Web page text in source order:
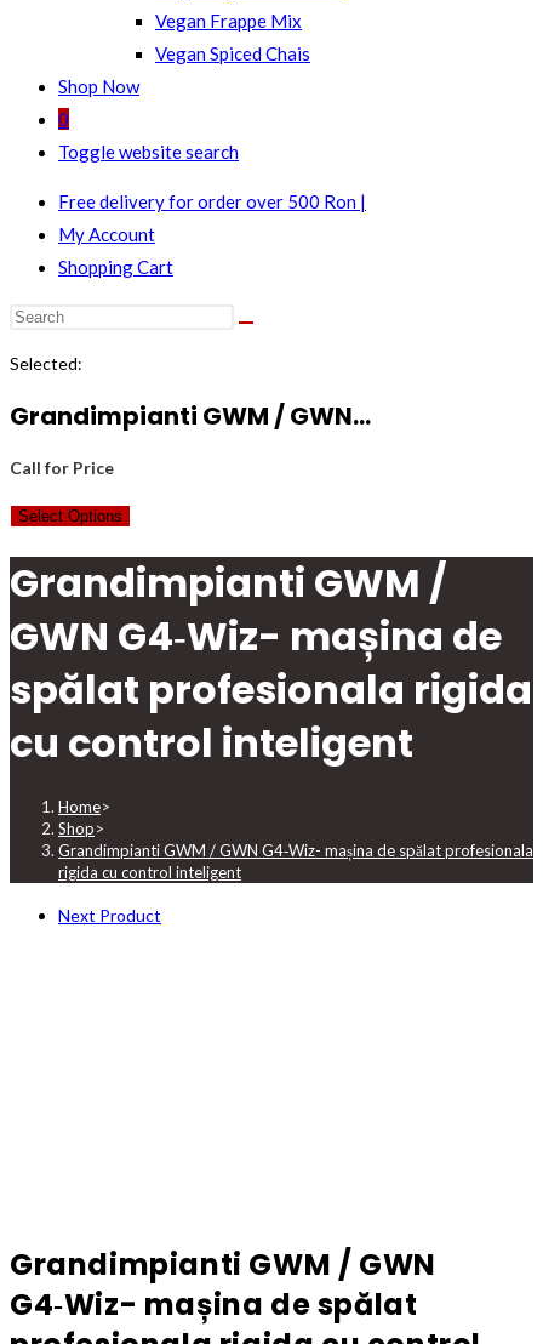
Vegan Frappe Mix
Vegan Spiced Chais
Shop Now
0
Toggle website search
Free delivery for order over 500 Ron |
My Account
Shopping Cart
Selected:
Grandimpianti GWM / GWN…
Call for Price
Select Options
Grandimpianti GWM /
GWN G4‑Wiz- mașina de
spălat profesionala rigida
cu control inteligent
Home>
Shop>
Grandimpianti GWM / GWN G4‑Wiz- mașina de spălat profesionala
rigida cu control inteligent
Next Product
Grandimpianti GWM / GWN
G4‑Wiz- mașina de spălat